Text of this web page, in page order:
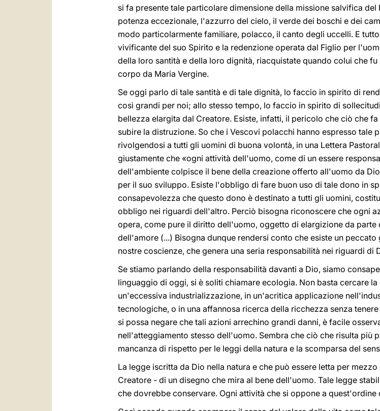
si fa presente tale particolare dimensione della missione salvifica
potenza eccezionale, l'azzurro del cielo, il verde dei boschi e dei
modo particolarmente familiare, polacco, il canto degli uccelli. E
vivificante del suo Spirito e la redenzione operata dal Figlio per
della loro santità e della loro dignità, riacquistate quando colui che
corpo da Maria Vergine.
Se oggi parlo di tale santità e di tale dignità, lo faccio in spirito di
così grandi per noi; allo stesso tempo, lo faccio in spirito di
bellezza elargita dal Creatore. Esiste, infatti, il pericolo che ciò che
subire la distruzione. So che i Vescovi polacchi hanno espresso tale
rivolgendosi a tutti gli uomini di buona volontà, in una Lettera
giustamente che «ogni attività dell'uomo, come di un essere
dell'ambiente colpisce il bene della creazione offerto all'uomo da
per il suo sviluppo. Esiste l'obbligo di fare buon uso di tale dono in
consapevolezza che questo dono è destinato a tutti gli uomini,
obbligo nei riguardi dell'altro. Perciò bisogna riconoscere che ogni
opera, come pure il diritto dell'uomo, oggetto di elargizione da
dell'amore (...) Bisogna dunque rendersi conto che esiste un
nostre coscienze, che genera una seria responsabilità nei riguardi di
Se stiamo parlando della responsabilità davanti a Dio, siamo
linguaggio di oggi, si è soliti chiamare ecologia. Non basta cercare
un'eccessiva industrializzazione, in un'acritica applicazione
tecnologiche, o in una affannosa ricerca della ricchezza senza
si possa negare che tali azioni arrechino grandi danni, è facile
nell'atteggiamento stesso dell'uomo. Sembra che ciò che risulta più
mancanza di rispetto per le leggi della natura e la scomparsa del
La legge iscritta da Dio nella natura e che può essere letta per
Creatore - di un disegno che mira al bene dell'uomo. Tale legge
che dovrebbe conservare. Ogni attività che si oppone a